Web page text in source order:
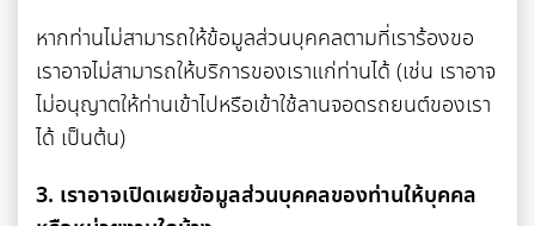
หากท่านไม่สามารถให้ข้อมูลส่วนบุคคลตามที่เราร้องขอ
เราอาจไม่สามารถให้บริการของเราแก่ท่านได้ (เช่น เราอาจ
ไม่อนุญาตให้ท่านเข้าไปหรือเข้าใช้ลานจอดรถยนต์ของเรา
ได้ เป็นต้น)
3. เราอาจเปิดเผยข้อมูลส่วนบุคคลของท่านให้บุคคล